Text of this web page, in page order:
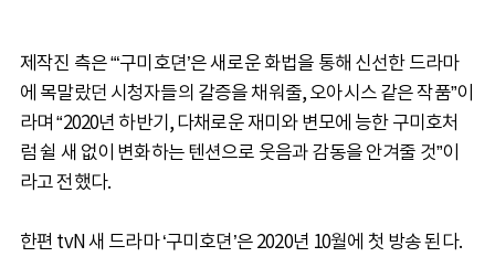
제작진 측은 “‘구미호뎐’은 새로운 화법을 통해 신선한 드라마
에 목말랐던 시청자들의 갈증을 채워줄, 오아시스 같은 작품”이
라며 “2020년 하반기, 다채로운 재미와 변모에 능한 구미호처
럼 쉴 새 없이 변화하는 텐션으로 웃음과 감동을 안겨줄 것”이
라고 전했다.
한편 tvN 새 드라마 ‘구미호뎐’은 2020년 10월에 첫 방송 된다.